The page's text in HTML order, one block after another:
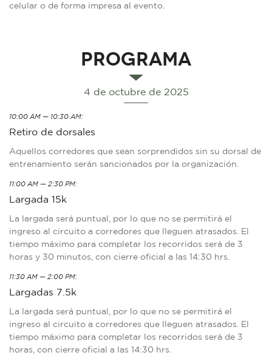
celular o de forma impresa al evento.
PROGRAMA
4 de octubre de 2025
10:00 AM — 10:30 AM:
Retiro de dorsales
Aquellos corredores que sean sorprendidos sin su dorsal de
entrenamiento serán sancionados por la organización.
11:00 AM — 2:30 PM:
Largada 15k
La largada será puntual, por lo que no se permitirá el
ingreso al circuito a corredores que lleguen atrasados. El
tiempo máximo para completar los recorridos será de 3
horas y 30 minutos, con cierre oficial a las 14:30 hrs.
11:30 AM — 2:00 PM:
Largadas 7.5k
La largada será puntual, por lo que no se permitirá el
ingreso al circuito a corredores que lleguen atrasados. El
tiempo máximo para completar los recorridos será de 3
horas, con cierre oficial a las 14:30 hrs.